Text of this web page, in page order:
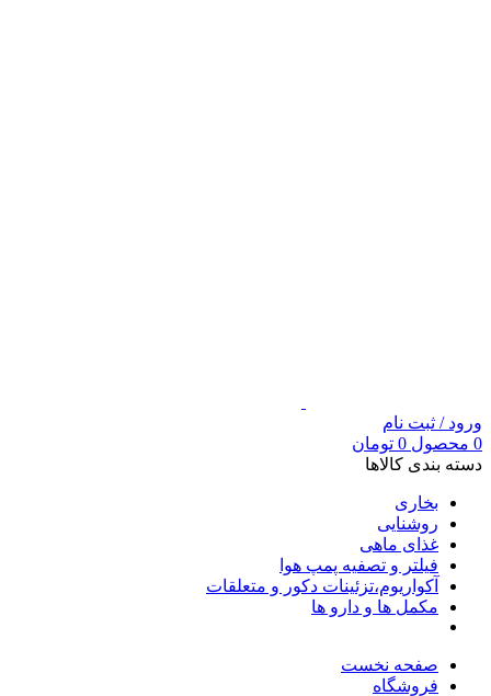
ورود / ثبت نام
0 محصول 0 تومان
دسته بندی کالاها
بخاری
روشنایی
غذای ماهی
فیلتر و تصفیه پمپ هوا
آکواریوم،تزئینات دکور و متعلقات
مکمل ها و دارو ها
صفحه نخست
فروشگاه